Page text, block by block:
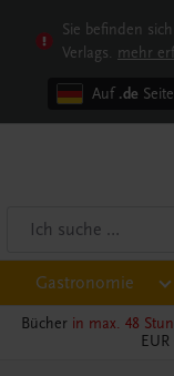
Sie befinden
Verlags. mehr
Auf .de
Gastronomie
Bücher in max. 48
EUR